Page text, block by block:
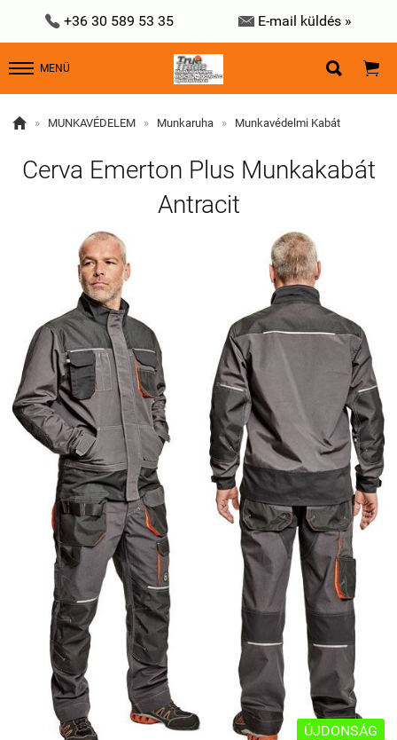
 +36 30 589 53 35  E-mail küldés »
MENÜ  
 » MUNKAVÉDELEM » Munkaruha » Munkavédelmi Kabát
Cerva Emerton Plus Munkakabát
Antracit
ÚJDONSÁG